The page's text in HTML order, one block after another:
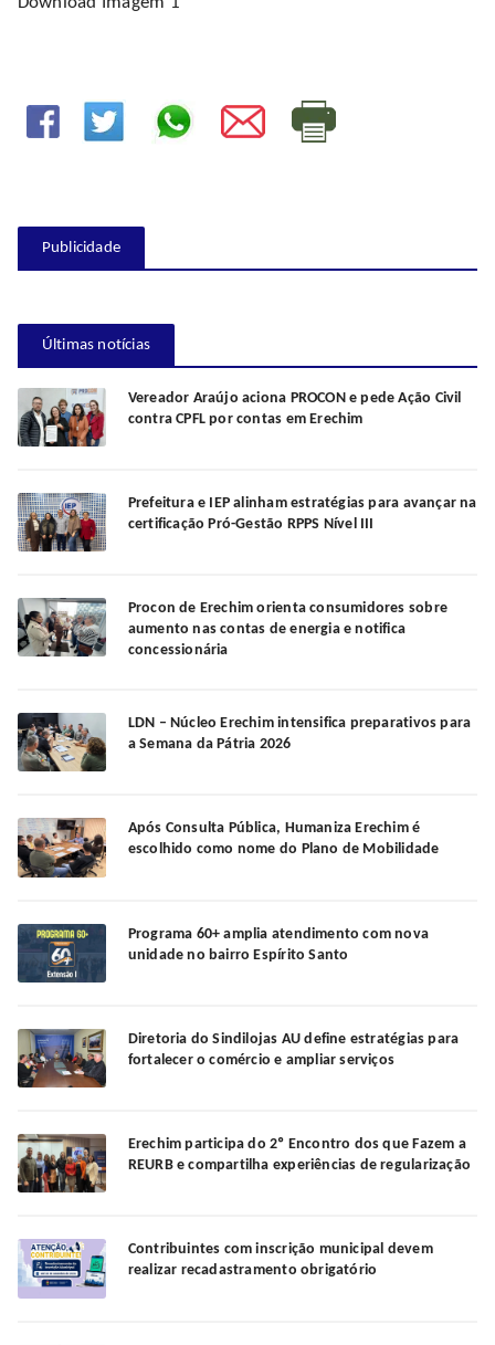
Publicidade
Últimas notícias
Vereador Araújo aciona PROCON e pede Ação Civil
contra CPFL por contas em Erechim
Prefeitura e IEP alinham estratégias para avançar na
certificação Pró-Gestão RPPS Nível III
Procon de Erechim orienta consumidores sobre
aumento nas contas de energia e notifica
concessionária
LDN – Núcleo Erechim intensifica preparativos para
a Semana da Pátria 2026
Após Consulta Pública, Humaniza Erechim é
escolhido como nome do Plano de Mobilidade
Programa 60+ amplia atendimento com nova
unidade no bairro Espírito Santo
Diretoria do Sindilojas AU define estratégias para
fortalecer o comércio e ampliar serviços
Erechim participa do 2º Encontro dos que Fazem a
REURB e compartilha experiências de regularização
Contribuintes com inscrição municipal devem
realizar recadastramento obrigatório